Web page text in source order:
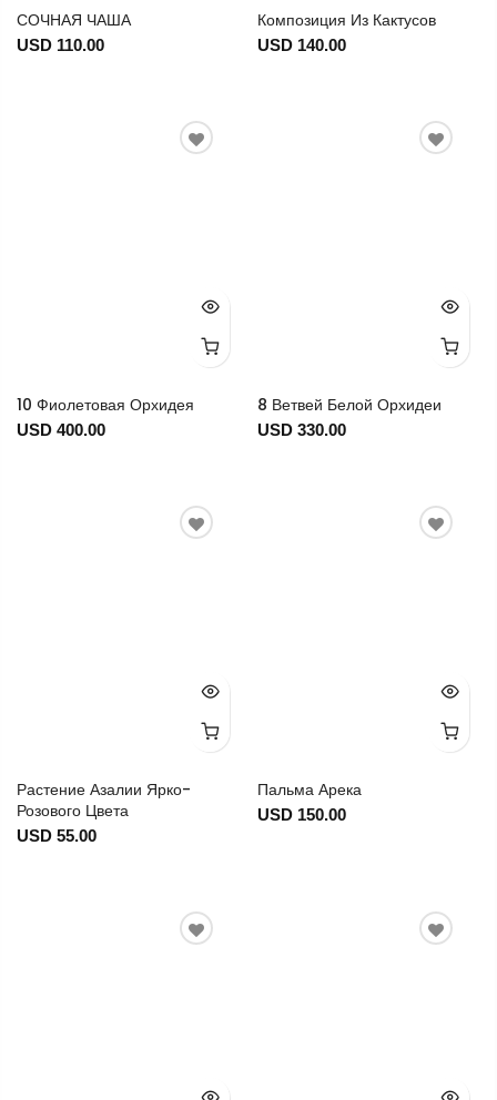
СОЧНАЯ ЧАША
USD 110.00
Композиция Из Кактусов
USD 140.00
10 Фиолетовая Орхидея
USD 400.00
8 Ветвей Белой Орхидеи
USD 330.00
Растение Азалии Ярко-
Розового Цвета
USD 55.00
Пальма Арека
USD 150.00